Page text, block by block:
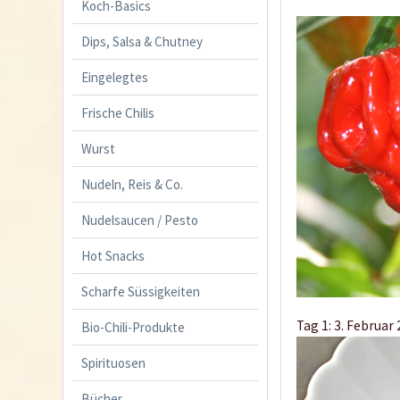
Koch-Basics
Dips, Salsa & Chutney
Eingelegtes
Frische Chilis
Wurst
Nudeln, Reis & Co.
Nudelsaucen / Pesto
Hot Snacks
Scharfe Süssigkeiten
Bio-Chili-Produkte
Spirituosen
Tag 1: 3. Februar